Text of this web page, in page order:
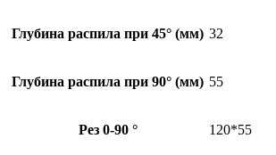
Глубина распила при 45° (мм) 32
Глубина распила при 90° (мм) 55
Рез 0-90 ° 120*55